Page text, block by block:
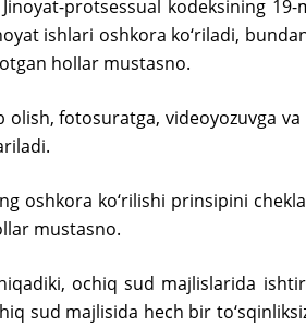
Jinoyat-protsessual kodeksining
ishlari oshkora ko‘riladi,
hollar mustasno.
olish, fotosuratga, videoyozuvga
oshkora ko‘rilishi prinsipini
mustasno.
ochiq sud majlislarida
sud majlisida hech bir